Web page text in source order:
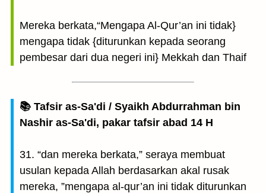
Mereka berkata,“Mengapa Al-Qur’an ini tidak}
mengapa tidak {diturunkan kepada seorang
pembesar dari dua negeri ini} Mekkah dan Thaif
📚 Tafsir as-Sa'di / Syaikh Abdurrahman bin
Nashir as-Sa'di, pakar tafsir abad 14 H
31. “dan mereka berkata,” seraya membuat
usulan kepada Allah berdasarkan akal rusak
mereka, ”mengapa al-qur’an ini tidak diturunkan